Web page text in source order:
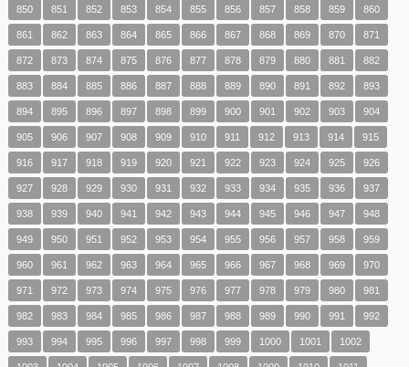
850 851 852 853 854 855 856 857 858 859 860
861 862 863 864 865 866 867 868 869 870 871
872 873 874 875 876 877 878 879 880 881 882
883 884 885 886 887 888 889 890 891 892 893
894 895 896 897 898 899 900 901 902 903 904
905 906 907 908 909 910 911 912 913 914 915
916 917 918 919 920 921 922 923 924 925 926
927 928 929 930 931 932 933 934 935 936 937
938 939 940 941 942 943 944 945 946 947 948
949 950 951 952 953 954 955 956 957 958 959
960 961 962 963 964 965 966 967 968 969 970
971 972 973 974 975 976 977 978 979 980 981
982 983 984 985 986 987 988 989 990 991 992
993 994 995 996 997 998 999 1000 1001 1002